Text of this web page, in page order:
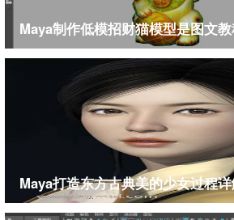
Maya制作低模招财猫模型是图文
Maya打造东方古典美的少女过程